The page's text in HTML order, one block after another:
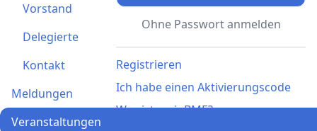
Ohne Passwort anmelden
Registrieren
Ich habe einen Aktivierungscode
Was ist meinBME?
Vorstand
Delegierte
Kontakt
Meldungen
Veranstaltungen